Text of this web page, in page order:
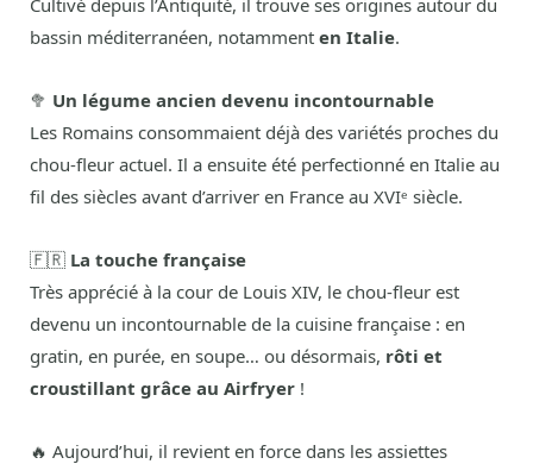
bassin méditerranéen, notamment en Italie.
🥦 Un légume ancien devenu incontournable
Les Romains consommaient déjà des variétés proches du
chou-fleur actuel. Il a ensuite été perfectionné en Italie au
fil des siècles avant d’arriver en France au XVIᵉ siècle.
🇫🇷 La touche française
Très apprécié à la cour de Louis XIV, le chou-fleur est
devenu un incontournable de la cuisine française : en
gratin, en purée, en soupe… ou désormais, rôti et
croustillant grâce au Airfryer !
🔥 Aujourd’hui, il revient en force dans les assiettes